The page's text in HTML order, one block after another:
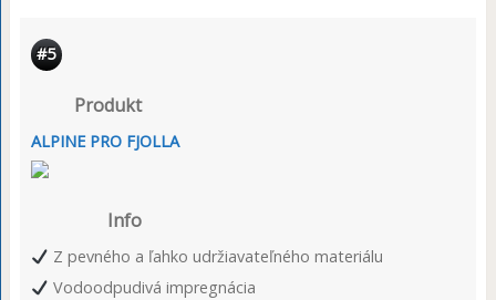
#5
Produkt
ALPINE PRO FJOLLA
Info
Z pevného a ľahko udržiavateľného materiálu
Vodoodpudivá impregnácia